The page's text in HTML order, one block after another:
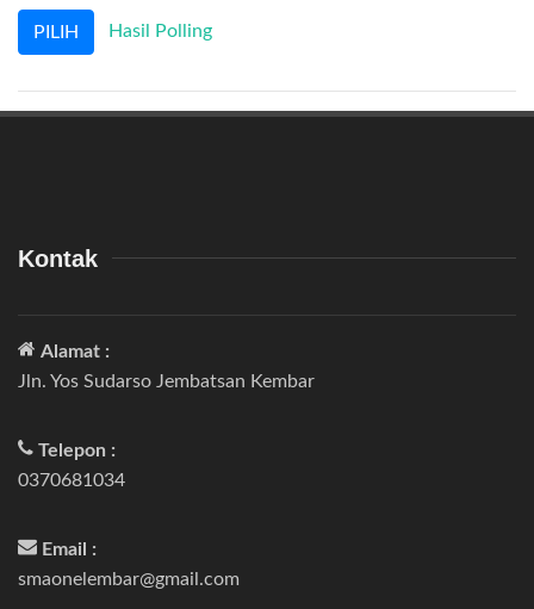
Hasil Polling
Kontak
Alamat :
Jln. Yos Sudarso Jembatsan Kembar
Telepon :
0370681034
Email :
smaonelembar@gmail.com